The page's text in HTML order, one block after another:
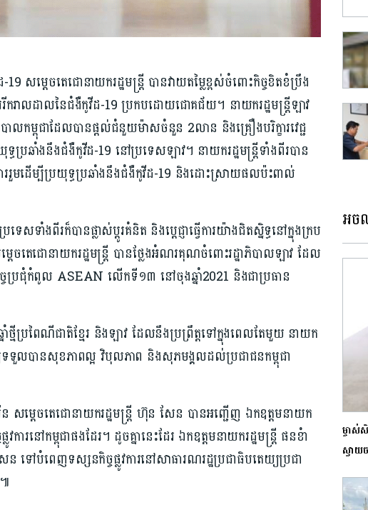
សម្តេចតេជោនាយករដ្ឋមន្រ្តី បានវាយតម្លៃខ្ពស់ចំពោះកិច្ចខិតខំប្រឹង
ររីករាលដាលនៃជំងឺកូវីដ-19 ប្រកបដោយជោគជ័យ។ នាយករដ្ឋមន្ត្រីឡាវ
លកម្ពុជាដែលបានផ្ដល់ជំនួយម៉ាសចំនួន 2លាន និងគ្រឿងបរិក្ខារវេជ្ជ
ប្រឆាំងនឹងជំងឺកូវីដ-19 នៅប្រទេសឡាវ។ នាយករដ្ឋមន្ត្រីទាំងពីរបាន
ររួមដើម្បីប្រយុទ្ធប្រឆាំងនឹងជំងឺកូវីដ-19 និងដោះស្រាយផលប៉ះពាល់
េសទាំងពីរក៏បានផ្លាស់ប្ដូរគំនិត និងប្ដេជ្ញាធ្វើការយ៉ាងជិតស្និទ្ធនៅក្នុងក្រប
ចតេជោនាយករដ្ឋមន្រ្តី បានថ្លែងអំណរគុណចំពោះរដ្ឋាភិបាលឡាវ ដែល
ចំកិច្ចប្រជុំកំពូល ASEAN លើកទី១៣ នៅចុងឆ្នាំ2021 និងជាប្រធាន
ថ្មីប្រពៃណីជាតិខ្មែរ និងឡាវ ដែលនឹងប្រព្រឹត្តទៅក្នុងពេលតែមួយ នាយក
យទទួលបានសុខភាពល្អ វិបុលភាព និងសុភមង្គលដល់ប្រជាជនកម្ពុជា
ន សម្តេចតេជោនាយករដ្ឋមន្រ្តី ហ៊ុន សែន បានអញ្ជើញ ឯកឧត្តមនាយក
ការនៅកម្ពុជាផងដែរ។ ដូចគ្នានេះដែរ ឯកឧត្តមនាយករដ្ឋមន្ត្រី ផនខំា
ទៅបំពេញទស្សនកិច្ចផ្លូវការនៅសាធារណរដ្ឋប្រជាធិបតេយ្យប្រជា
អច
ម្ចាស់
ស្វាយ